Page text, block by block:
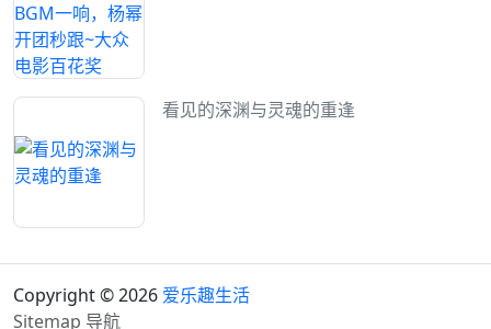
看见的深渊与灵魂的重逢
Copyright © 2026 爱乐趣生活
Sitemap 导航